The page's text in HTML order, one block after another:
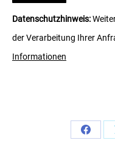
Datenschutzhinweis:
der Verarbeitung Ihrer
Informationen
Share